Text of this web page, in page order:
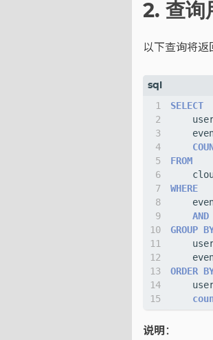
2. 查询
以下查询将返
4
6
7
8
9
10
14
SELECT
FROM
WHERE
AND
GROUP
ORDER
说明：